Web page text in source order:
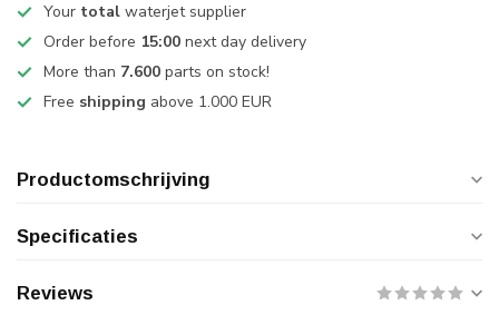
Your total waterjet supplier
Order before 15:00 next day delivery
More than 7.600 parts on stock!
Free shipping above 1.000 EUR
Productomschrijving
Specificaties
Reviews